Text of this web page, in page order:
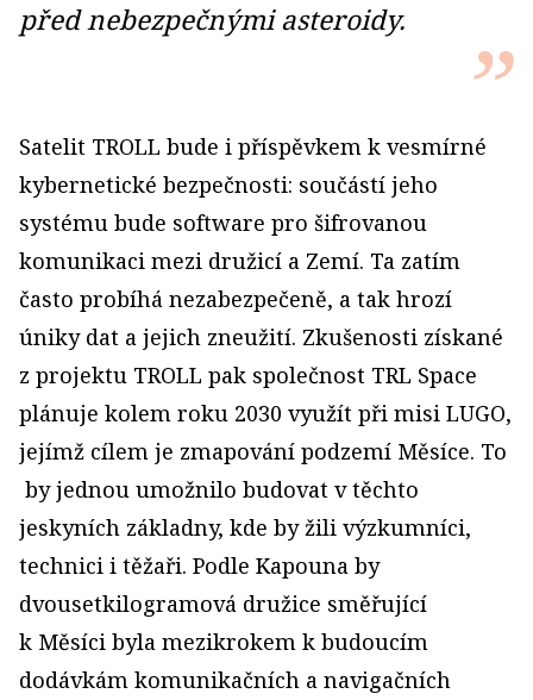
před nebezpečnými asteroidy.
Satelit TROLL bude i příspěvkem k vesmírné
kybernetické bezpečnosti: součástí jeho
systému bude software pro šifrovanou
komunikaci mezi družicí a Zemí. Ta zatím
často probíhá nezabezpečeně, a tak hrozí
úniky dat a jejich zneužití. Zkušenosti získané
z projektu TROLL pak společnost TRL Space
plánuje kolem roku 2030 využít při misi LUGO,
jejímž cílem je zmapování podzemí Měsíce. To
by jednou umožnilo budovat v těchto
jeskyních základny, kde by žili výzkumníci,
technici i těžaři. Podle Kapouna by
dvousetkilogramová družice směřující
k Měsíci byla mezikrokem k budoucím
dodávkám komunikačních a navigačních